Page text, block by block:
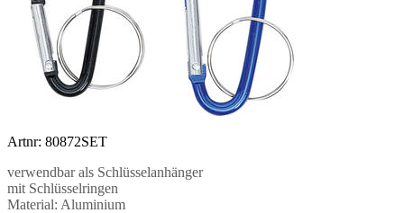
Artnr: 80872SET
verwendbar als Schlüsselanhänger
mit Schlüsselringen
Material: Aluminium